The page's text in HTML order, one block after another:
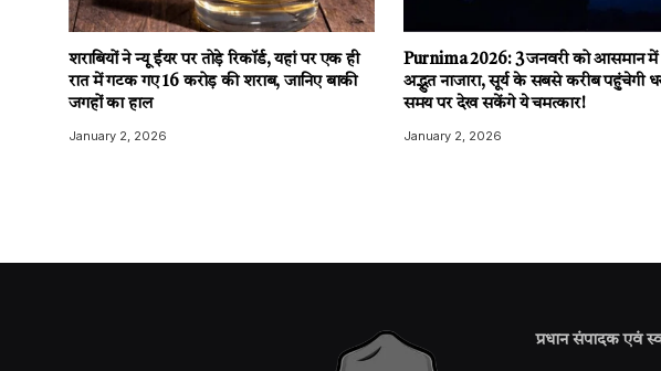
शराबियों ने न्यू ईयर पर तोड़े रिकॉर्ड, यहां पर एक ही
रात में गटक गए 16 करोड़ की शराब, जानिए बाकी
जगहों का हाल
January 2, 2026
Purnima 2026: 3 जनवरी को आसमान में
अद्भुत नाजारा, सूर्य के सबसे करीब पहुंचेगी
समय पर देख सकेंगे ये चमत्कार!
January 2, 2026
प्रधान संपादक एवं